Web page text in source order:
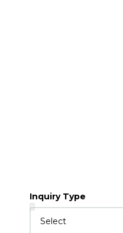
Inquiry Type